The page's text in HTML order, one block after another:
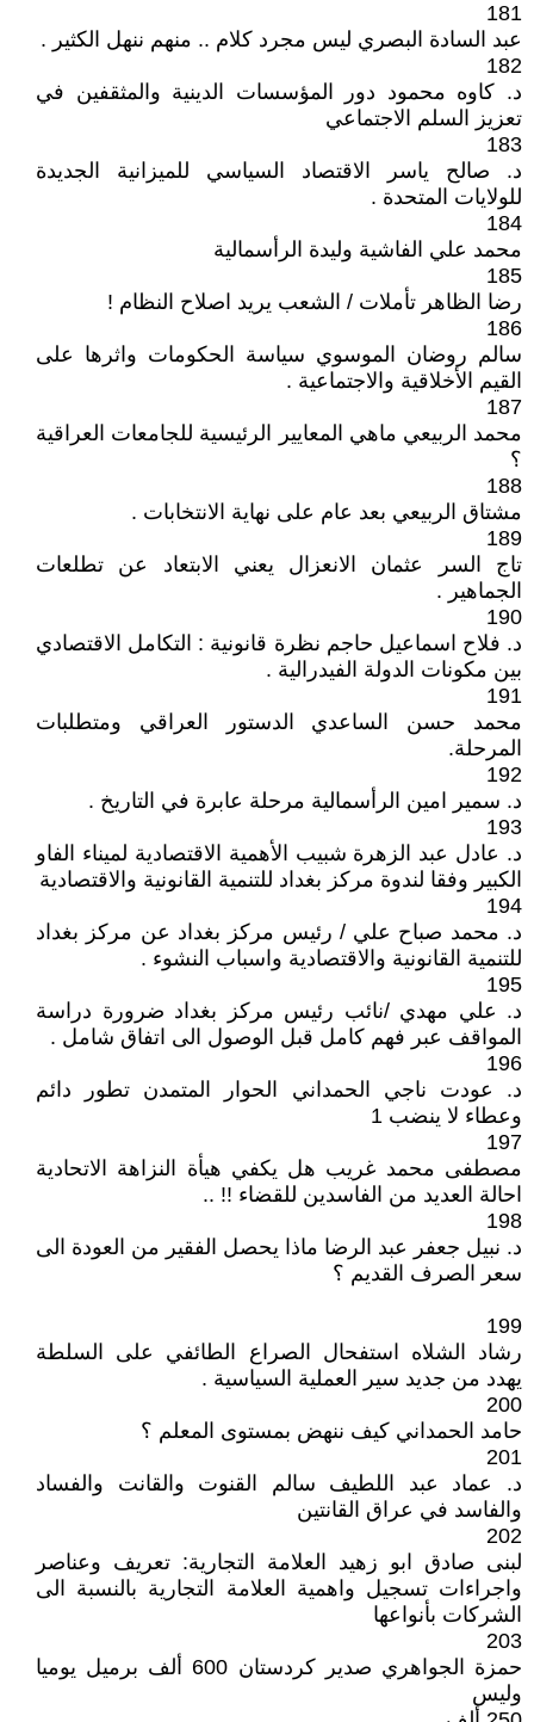
181
عبد السادة البصري ليس مجرد كلام .. منهم ننهل الكثير .
182
د. كاوه محمود دور المؤسسات الدينية والمثقفين في
تعزيز السلم الاجتماعي
183
د. صالح ياسر الاقتصاد السياسي للميزانية الجديدة
للولايات المتحدة .
184
محمد علي الفاشية وليدة الرأسمالية
185
رضا الظاهر تأملات / الشعب يريد اصلاح النظام !
186
سالم روضان الموسوي سياسة الحكومات واثرها على
القيم الأخلاقية والاجتماعية .
187
محمد الربيعي ماهي المعايير الرئيسية للجامعات العراقية
؟
188
مشتاق الربيعي بعد عام على نهاية الانتخابات .
189
تاج السر عثمان الانعزال يعني الابتعاد عن تطلعات
الجماهير .
190
د. فلاح اسماعيل حاجم نظرة قانونية : التكامل الاقتصادي
بين مكونات الدولة الفيدرالية .
191
محمد حسن الساعدي الدستور العراقي ومتطلبات
المرحلة.
192
د. سمير امين الرأسمالية مرحلة عابرة في التاريخ .
193
د. عادل عبد الزهرة شبيب الأهمية الاقتصادية لميناء الفاو
الكبير وفقا لندوة مركز بغداد للتنمية القانونية والاقتصادية
194
د. محمد صباح علي / رئيس مركز بغداد عن مركز بغداد
للتنمية القانونية والاقتصادية واسباب النشوء .
195
د. علي مهدي /نائب رئيس مركز بغداد ضرورة دراسة
المواقف عبر فهم كامل قبل الوصول الى اتفاق شامل .
196
د. عودت ناجي الحمداني الحوار المتمدن تطور دائم
وعطاء لا ينضب 1
197
مصطفى محمد غريب هل يكفي هيأة النزاهة الاتحادية
احالة العديد من الفاسدين للقضاء !! ..
198
د. نبيل جعفر عبد الرضا ماذا يحصل الفقير من العودة الى
سعر الصرف القديم ؟
199
رشاد الشلاه استفحال الصراع الطائفي على السلطة
يهدد من جديد سير العملية السياسية .
200
حامد الحمداني كيف ننهض بمستوى المعلم ؟
201
د. عماد عبد اللطيف سالم القنوت والقانت والفساد
والفاسد في عراق القانتين
202
لبنى صادق ابو زهيد العلامة التجارية: تعريف وعناصر
واجراءات تسجيل واهمية العلامة التجارية بالنسبة الى
الشركات بأنواعها
203
حمزة الجواهري صدير كردستان 600 ألف برميل يوميا
وليس